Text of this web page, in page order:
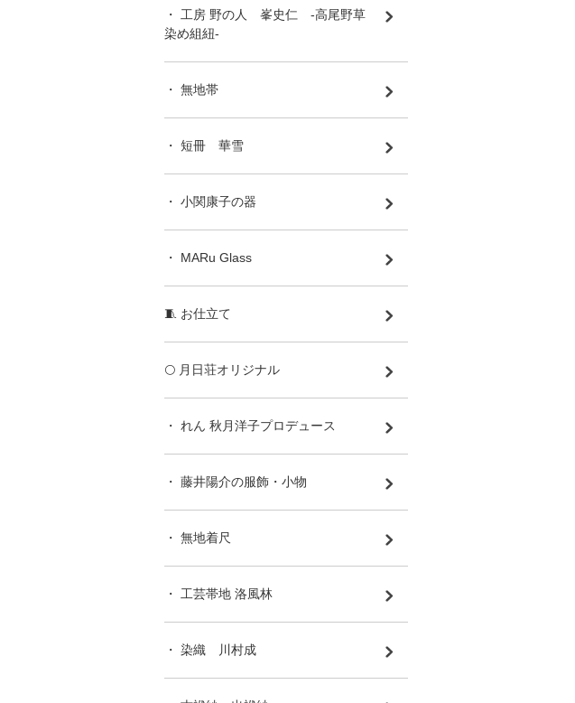
・ 工房 野の人 峯史仁 -高尾野草
染め組紐-
・ 無地帯
・ 短冊 華雪
・ 小関康子の器
・ MARu Glass
🧵 お仕立て
🌕 月日荘オリジナル
・ れん 秋月洋子プロデュース
・ 藤井陽介の服飾・小物
・ 無地着尺
・ 工芸帯地 洛風林
・ 染織 川村成